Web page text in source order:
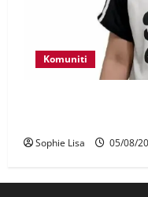
Komuniti
Sophie Lisa 05/08/